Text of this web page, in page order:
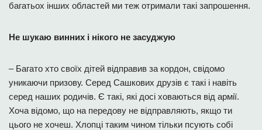
багатьох інших областей ми теж отримали такі запрошення.
Не шукаю винних і нікого не засуджую
– Багато хто своїх дітей відправив за кордон, свідомо
уникаючи призову. Серед Сашкових друзів є такі і навіть
серед наших родичів. Є такі, які досі ховаються від армії.
Хоча відомо, що на передову не відправляють, якщо ти
цього не хочеш. Хлопці таким чином тільки псують собі